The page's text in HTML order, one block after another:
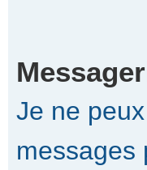
Je ne
messages